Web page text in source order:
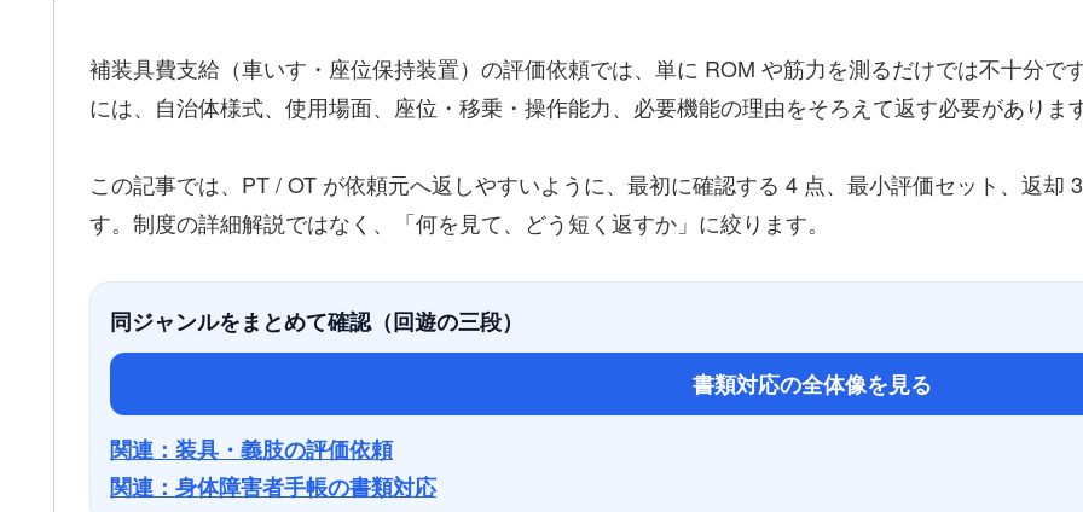
補装具費支給（車いす・座位保持装置）の評価依頼では、単に ROM や筋力を測るだけでは不十分で
には、自治体様式、使用場面、座位・移乗・操作能力、必要機能の理由をそろえて返す必要がありま
この記事では、PT / OT が依頼元へ返しやすいように、最初に確認する 4 点、最小評価セット、返却
す。制度の詳細解説ではなく、「何を見て、どう短く返すか」に絞ります。
同ジャンルをまとめて確認（回遊の三段）
書類対応の全体像を見る
関連：装具・義肢の評価依頼
関連：身体障害者手帳の書類対応